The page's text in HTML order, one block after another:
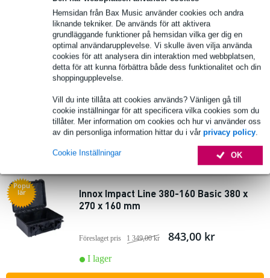
Hemsidan från Bax Music använder cookies och andra
liknande tekniker. De används för att aktivera
grundläggande funktioner på hemsidan vilka ger dig en
optimal användarupplevelse. Vi skulle även vilja använda
cookies för att analysera din interaktion med webbplatsen,
detta för att kunna förbättra både dess funktionalitet och din
shoppingupplevelse.
Vill du inte tillåta att cookies används? Vänligen gå till
cookie inställningar för att specificera vilka cookies som du
tillåter. Mer information om cookies och hur vi använder oss
av din personliga information hittar du i vår privacy policy.
OK
Cookie Inställningar
lägg till i varukorg
Innox Impact Line 465-220 Basic 465 x
335 x 220 mm
Föreslaget pris 2 032,00 kr 1 270,00 kr
I lager
lägg till i varukorg
Popu
lär
Innox Impact Line 380-160 Basic 380 x
270 x 160 mm
Föreslaget pris 1 349,00 kr 843,00 kr
I lager